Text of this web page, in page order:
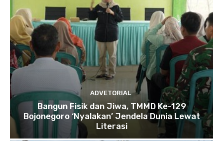
ADVETORIAL
Bangun Fisik dan Jiwa, TMMD Ke-129
Bojonegoro ‘Nyalakan’ Jendela Dunia Lewat
Literasi